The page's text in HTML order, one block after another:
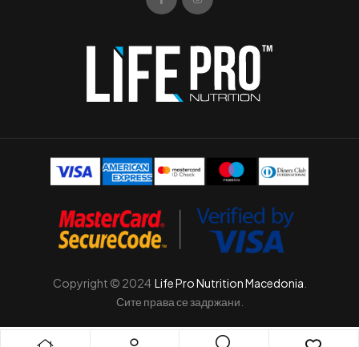
Copyright © 2024 Life Pro Nutrition Macedonia
Сите права се задржани.